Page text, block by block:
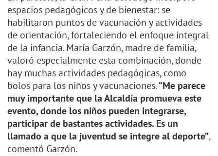
espacios pedagógicos y de bienestar: se
habilitaron puntos de vacunación y actividades
de orientación, fortaleciendo el enfoque integral
de la infancia. María Garzón, madre de familia,
valoró especialmente esta combinación, donde
hay muchas actividades pedagógicas, como
bolos para los niños y vacunaciones.“Me parece
muy importante que la Alcaldía promueva este
evento, donde los niños pueden integrarse,
participar de bastantes actividades. Es un
llamado a que la juventud se integre al deporte”,
comentó Garzón.